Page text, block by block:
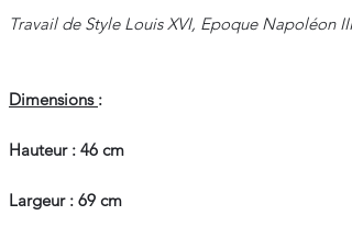
Travail de Style Louis XVI, Epoque Napoléon
Dimensions :
Hauteur : 46 cm
Largeur : 69 cm